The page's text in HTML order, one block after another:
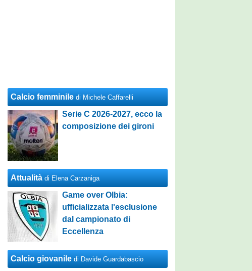
Calcio femminile di Michele Caffarelli
Serie C 2026-2027, ecco la
composizione dei gironi
Attualità di Elena Carzaniga
Game over Olbia:
ufficializzata l'esclusione
dal campionato di
Eccellenza
Calcio giovanile di Davide Guardabascio